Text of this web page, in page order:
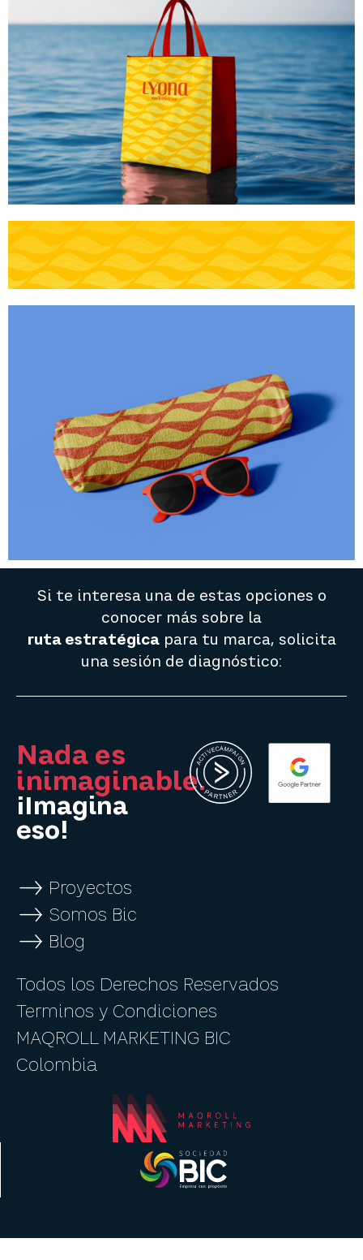
Si te interesa una de estas opciones o
conocer más sobre la
ruta estratégicapara tu marca, solicita
una sesión de diagnóstico:​
Nada es
inimaginable.
¡Imagina
eso!
Proyectos
Somos Bic
Blog
Todos los Derechos Reservados
Terminos y Condiciones
MAQROLL MARKETING BIC
Colombia